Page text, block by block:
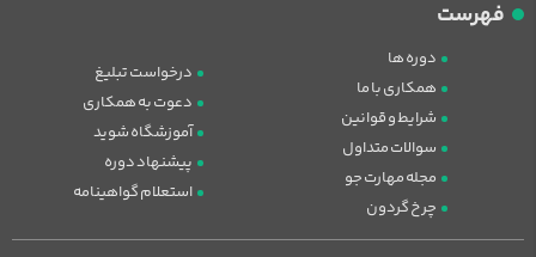
فهرست
دوره ها
همکاری با ما
شرایط و قوانین
سوالات متداول
مجله مهارت جو
چرخ گردون
درخواست تبلیغ
دعوت به همکاری
آموزشگاه شوید
پیشنهاد دوره
استعلام گواهینامه